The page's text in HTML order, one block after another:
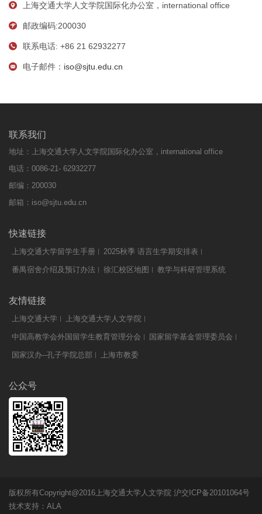
上海交通大学人文学院国际化办公室，international office
邮政编码:200030
联系电话: +86 21 62932277
电子邮件： iso@sjtu.edu.cn
联系我们
地址：上海交通大学人文学院国际化办公室，international office
电话：0086-21- 62932277
邮编：200030
邮箱： iso@sjtu.edu.cn
快速链接
上海交通大学留学生手册 2025秋季 语言生学期安排表
番禺宿舍介绍及预订办法 徐汇校区地图 教学与科研管理系统
友情链接
上海交通大学 上海交通大学人文学院
中国高教学会外国留学生教育管理分会 国家留学基金管理委员会
国家汉办--孔子学院总部 上海市教委
公众号
版权所有Copyright@2016上海交通大学人文学院 沪交ICP备20101064号
技术支持： ALA